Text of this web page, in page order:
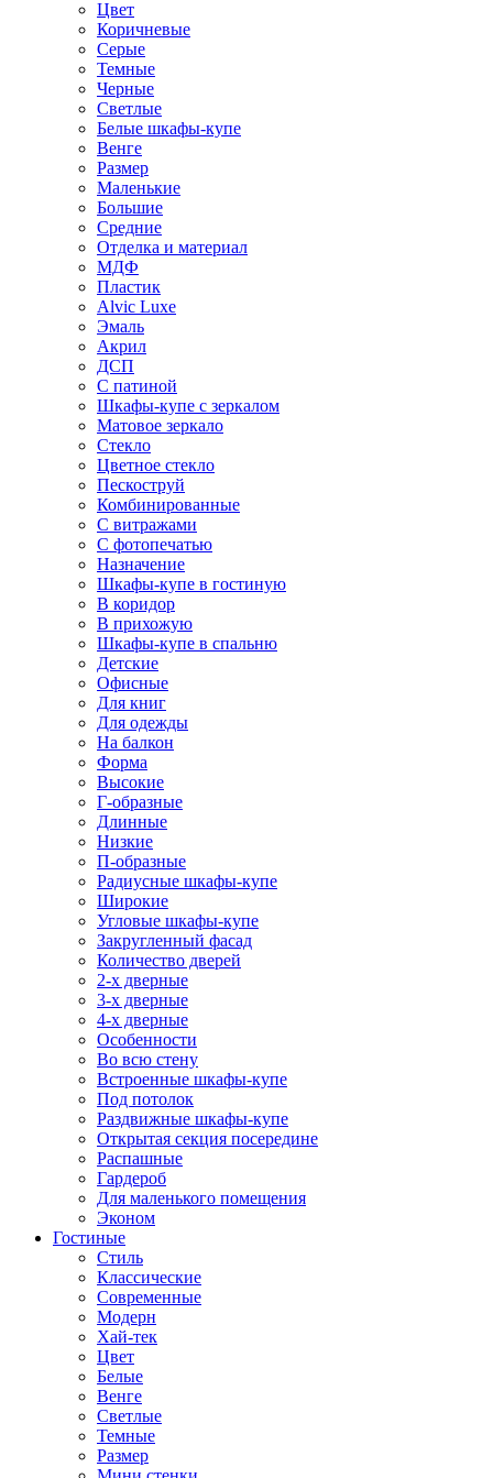
Цвет
Коричневые
Серые
Темные
Черные
Светлые
Белые шкафы-купе
Венге
Размер
Маленькие
Большие
Средние
Отделка и материал
МДФ
Пластик
Alvic Luxe
Эмаль
Акрил
ДСП
С патиной
Шкафы-купе с зеркалом
Матовое зеркало
Стекло
Цветное стекло
Пескоструй
Комбинированные
С витражами
С фотопечатью
Назначение
Шкафы-купе в гостиную
В коридор
В прихожую
Шкафы-купе в спальню
Детские
Офисные
Для книг
Для одежды
На балкон
Форма
Высокие
Г-образные
Длинные
Низкие
П-образные
Радиусные шкафы-купе
Широкие
Угловые шкафы-купе
Закругленный фасад
Количество дверей
2-х дверные
3-х дверные
4-х дверные
Особенности
Во всю стену
Встроенные шкафы-купе
Под потолок
Раздвижные шкафы-купе
Открытая секция посередине
Распашные
Гардероб
Для маленького помещения
Эконом
Гостиные
Стиль
Классические
Современные
Модерн
Хай-тек
Цвет
Белые
Венге
Светлые
Темные
Размер